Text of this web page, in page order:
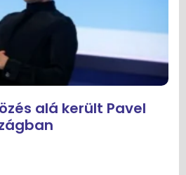
alá került Pavel